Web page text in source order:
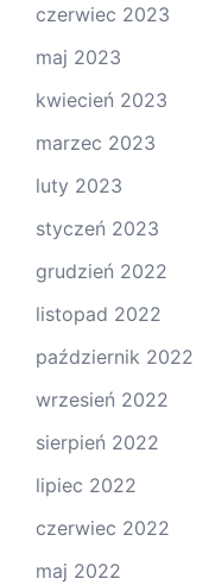
czerwiec 2023
maj 2023
kwiecień 2023
marzec 2023
luty 2023
styczeń 2023
grudzień 2022
listopad 2022
październik 2022
wrzesień 2022
sierpień 2022
lipiec 2022
czerwiec 2022
maj 2022